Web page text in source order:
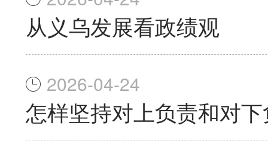
从义乌发展看政绩观
2026-04-24
怎样坚持对上负责和对